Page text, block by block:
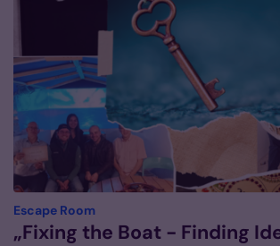
Escape Room:
„Fixing the Boat - Finding